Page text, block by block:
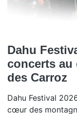
Dahu
concerts
des Carroz
Dahu Festival
cœur des